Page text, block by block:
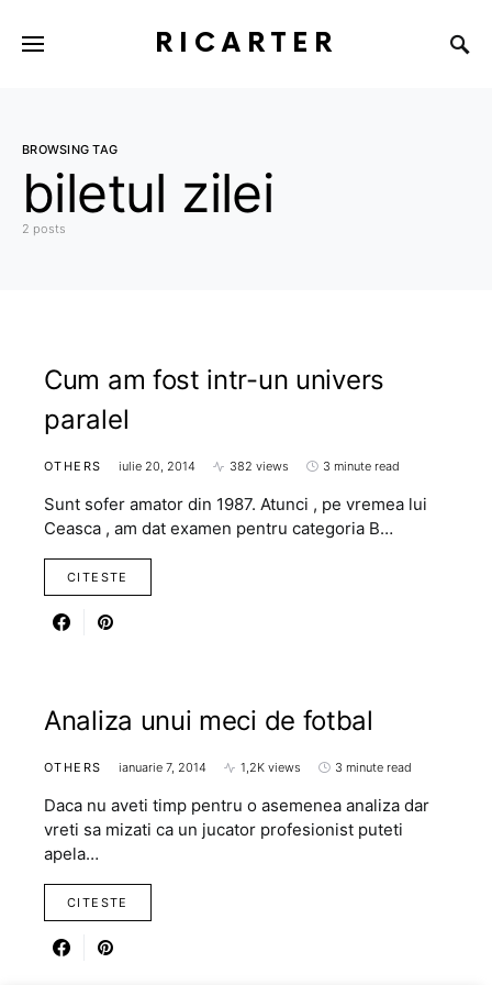
RICARTER
BROWSING TAG
biletul zilei
2 posts
Cum am fost intr-un univers
paralel
OTHERS iulie 20, 2014 382 views 3 minute read
Sunt sofer amator din 1987. Atunci , pe vremea lui
Ceasca , am dat examen pentru categoria B…
CITESTE
Analiza unui meci de fotbal
OTHERS ianuarie 7, 2014 1,2K views 3 minute read
Daca nu aveti timp pentru o asemenea analiza dar
vreti sa mizati ca un jucator profesionist puteti
apela…
CITESTE